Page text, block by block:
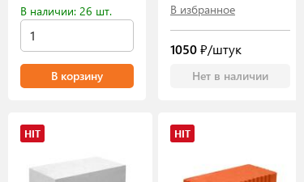
В наличии: 26 шт.
В корзину
В избранное
1050₽/штук
Нет в наличии
HIT HIT